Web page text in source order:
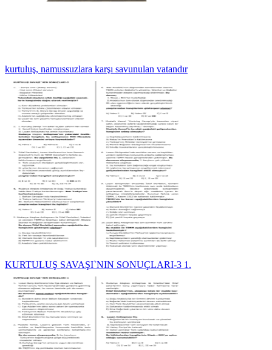
kurtuluş, namussuzlara karşı savunulan vatandır
KURTULUŞ SAVAŞI`NIN SONUÇLARI-3 1.